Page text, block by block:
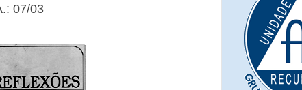
07/03